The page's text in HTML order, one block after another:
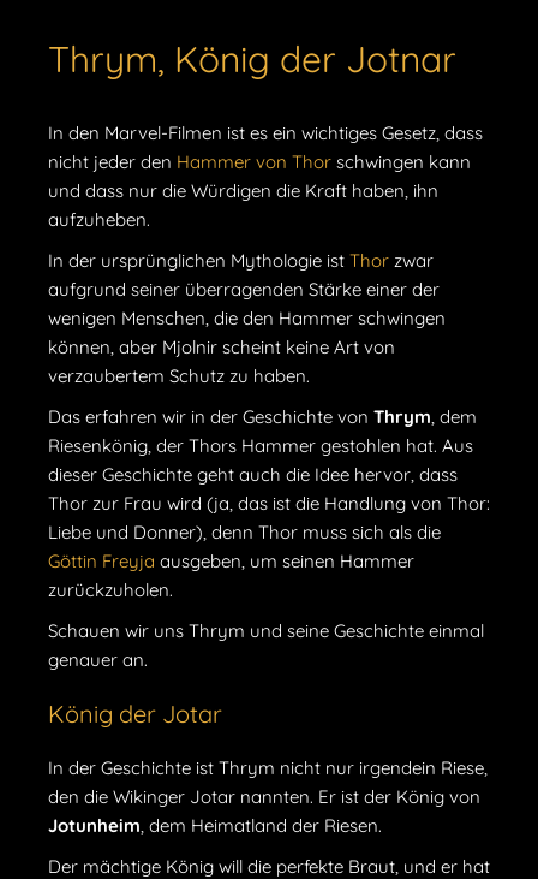
Thrym, König der Jotnar
In den Marvel-Filmen ist es ein wichtiges Gesetz, dass
nicht jeder den Hammer von Thor schwingen kann
und dass nur die Würdigen die Kraft haben, ihn
aufzuheben.
In der ursprünglichen Mythologie ist Thor zwar
aufgrund seiner überragenden Stärke einer der
wenigen Menschen, die den Hammer schwingen
können, aber Mjolnir scheint keine Art von
verzaubertem Schutz zu haben.
Das erfahren wir in der Geschichte von Thrym , dem
Riesenkönig, der Thors Hammer gestohlen hat. Aus
dieser Geschichte geht auch die Idee hervor, dass
Thor zur Frau wird (ja, das ist die Handlung von Thor:
Liebe und Donner), denn Thor muss sich als die
Göttin Freyja ausgeben, um seinen Hammer
zurückzuholen.
Schauen wir uns Thrym und seine Geschichte einmal
genauer an.
König der Jotar
In der Geschichte ist Thrym nicht nur irgendein Riese,
den die Wikinger Jotar nannten. Er ist der König von
Jotunheim , dem Heimatland der Riesen.
Der mächtige König will die perfekte Braut, und er hat